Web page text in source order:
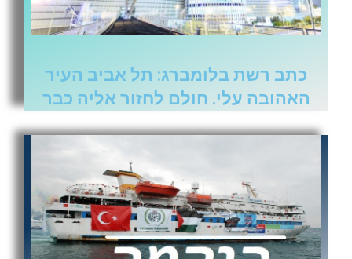
כתב רשת בלומברג: תל אביב העיר
האהובה עלי. חולם לחזור אליה כבר